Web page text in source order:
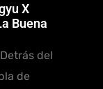
X
Buena
del
de